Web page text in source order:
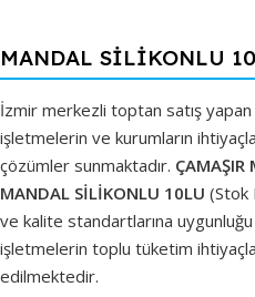
MANDAL SİLİKONLU
İzmir merkezli toptan satış yapan
işletmelerin ve kurumların
çözümler sunmaktadır. ÇAMAŞIR
MANDAL SİLİKONLU 10LU (Stok
ve kalite standartlarına
işletmelerin toplu tüketim
edilmektedir.